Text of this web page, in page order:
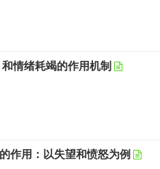
情绪耗竭的作用机制
作用：以失望和愤怒为例